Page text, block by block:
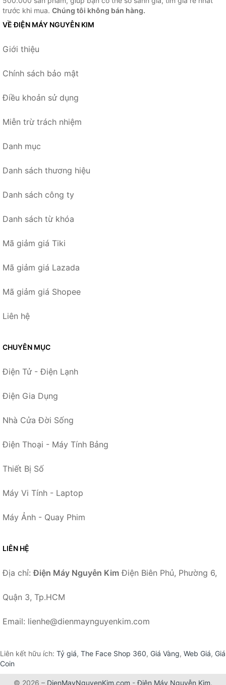
trước khi mua. Chúng tôi không bán hàng.
VỀ ĐIỆN MÁY NGUYỄN KIM
Giới thiệu
Chính sách bảo mật
Điều khoản sử dụng
Miễn trừ trách nhiệm
Danh mục
Danh sách thương hiệu
Danh sách công ty
Danh sách từ khóa
Mã giảm giá Tiki
Mã giảm giá Lazada
Mã giảm giá Shopee
Liên hệ
CHUYÊN MỤC
Điện Tử - Điện Lạnh
Điện Gia Dụng
Nhà Cửa Đời Sống
Điện Thoại - Máy Tính Bảng
Thiết Bị Số
Máy Vi Tính - Laptop
Máy Ảnh - Quay Phim
LIÊN HỆ
Địa chỉ:Điện Máy Nguyễn Kim Điện Biên Phủ, Phường 6,
Quận 3, Tp.HCM
Email: lienhe@dienmaynguyenkim.com
Liên kết hữu ích: Tỷ giá, The Face Shop 360, Giá Vàng, Web Giá, Giá
Coin
© 2026 – DienMayNguyenKim.com -Điện Máy Nguyễn Kim.